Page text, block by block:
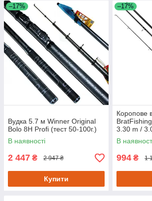
–17%
Вудка 5.7 м Winner Original
Bolo 8H Profi (тест 50-100г.)
В наявності
2 447 ₴ 2 947 ₴
Купити
–17%
Коропове
3.30 m /
мм.)
В
994 ₴ 1